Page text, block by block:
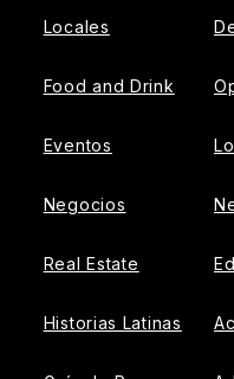
Locales
Food and Drink
Eventos
Negocios
Real Estate
Historias Latinas